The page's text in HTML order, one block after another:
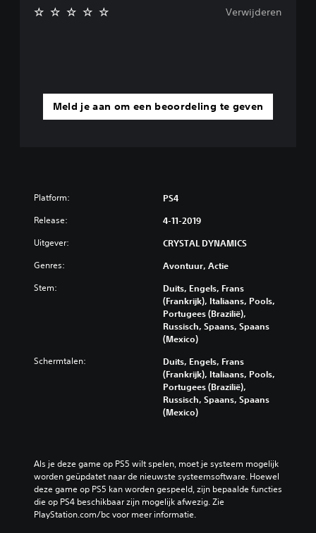
Meld je aan om een beoordeling te geven
Verwijderen
Platform: PS4
Release: 4-11-2019
Uitgever: CRYSTAL DYNAMICS
Genres: Avontuur, Actie
Stem:
Duits, Engels, Frans
(Frankrijk), Italiaans, Pools,
Portugees (Brazilië),
Russisch, Spaans, Spaans
(Mexico)
Schermtalen:
Duits, Engels, Frans
(Frankrijk), Italiaans, Pools,
Portugees (Brazilië),
Russisch, Spaans, Spaans
(Mexico)
Als je deze game op PS5 wilt spelen, moet je systeem mogelijk
worden geüpdatet naar de nieuwste systeemsoftware. Hoewel
deze game op PS5 kan worden gespeeld, zijn bepaalde functies
die op PS4 beschikbaar zijn mogelijk afwezig. Zie
PlayStation.com/bc voor meer informatie.